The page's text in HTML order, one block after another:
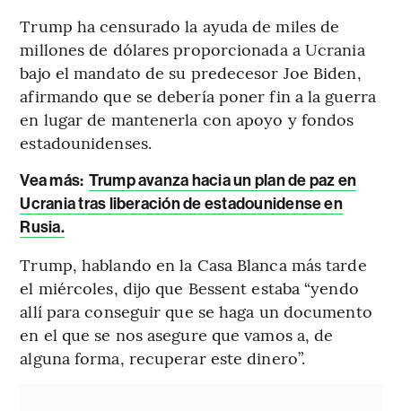
Trump ha censurado la ayuda de miles de
millones de dólares proporcionada a Ucrania
bajo el mandato de su predecesor Joe Biden,
afirmando que se debería poner fin a la guerra
en lugar de mantenerla con apoyo y fondos
estadounidenses.
Vea más: Trump avanza hacia un plan de paz en
Ucrania tras liberación de estadounidense en
Rusia.
Trump, hablando en la Casa Blanca más tarde
el miércoles, dijo que Bessent estaba “yendo
allí para conseguir que se haga un documento
en el que se nos asegure que vamos a, de
alguna forma, recuperar este dinero”.